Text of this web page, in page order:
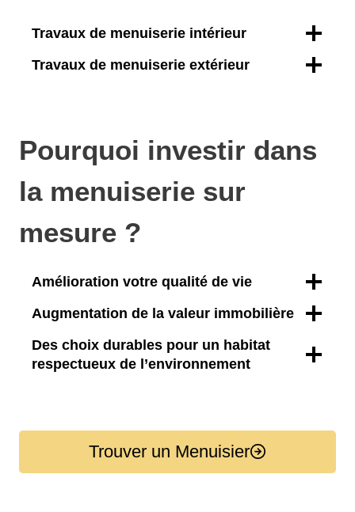
Travaux de menuiserie intérieur
Travaux de menuiserie extérieur
Pourquoi investir dans
la menuiserie sur
mesure ?
Amélioration votre qualité de vie
Augmentation de la valeur immobilière
Des choix durables pour un habitat
respectueux de l’environnement
Trouver un Menuisier